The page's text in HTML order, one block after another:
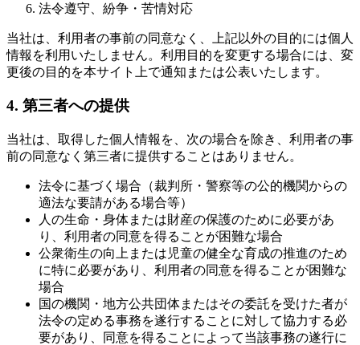
法令遵守、紛争・苦情対応
当社は、利用者の事前の同意なく、上記以外の目的には個人
情報を利用いたしません。利用目的を変更する場合には、変
更後の目的を本サイト上で通知または公表いたします。
4. 第三者への提供
当社は、取得した個人情報を、次の場合を除き、利用者の事
前の同意なく第三者に提供することはありません。
法令に基づく場合（裁判所・警察等の公的機関からの
適法な要請がある場合等）
人の生命・身体または財産の保護のために必要があ
り、利用者の同意を得ることが困難な場合
公衆衛生の向上または児童の健全な育成の推進のため
に特に必要があり、利用者の同意を得ることが困難な
場合
国の機関・地方公共団体またはその委託を受けた者が
法令の定める事務を遂行することに対して協力する必
要があり、同意を得ることによって当該事務の遂行に